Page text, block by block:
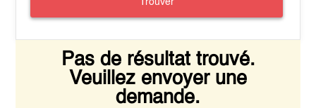
Trouver
Pas de résultat trouvé.
Veuillez envoyer une
demande.